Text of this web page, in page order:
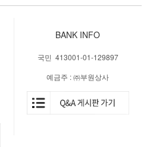
BANK INFO
국민 413001-01-129897
예금주 : ㈜부원상사